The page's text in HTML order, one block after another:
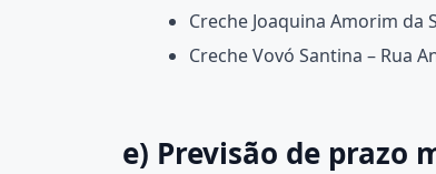
Creche Joaquina Amorim da
Creche Vovó Santina – Rua
e) Previsão de prazo